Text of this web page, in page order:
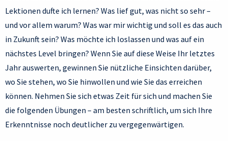
Lektionen dufte ich lernen? Was lief gut, was nicht so sehr –
und vor allem warum? Was war mir wichtig und soll es das auch
in Zukunft sein? Was möchte ich loslassen und was auf ein
nächstes Level bringen? Wenn Sie auf diese Weise Ihr letztes
Jahr auswerten, gewinnen Sie nützliche Einsichten darüber,
wo Sie stehen, wo Sie hinwollen und wie Sie das erreichen
können. Nehmen Sie sich etwas Zeit für sich und machen Sie
die folgenden Übungen – am besten schriftlich, um sich Ihre
Erkenntnisse noch deutlicher zu vergegenwärtigen.